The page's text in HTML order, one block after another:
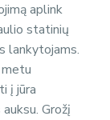
aplink
statinių
lankytojams.
į jūra
Grožį